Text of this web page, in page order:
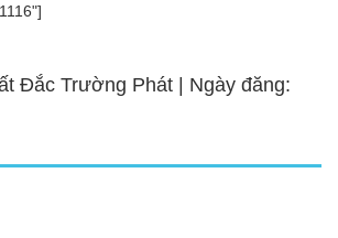
Đắc Trường Phát | Ngày đăng: